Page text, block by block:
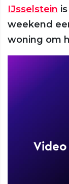
IJsselstein
weekend
woning om